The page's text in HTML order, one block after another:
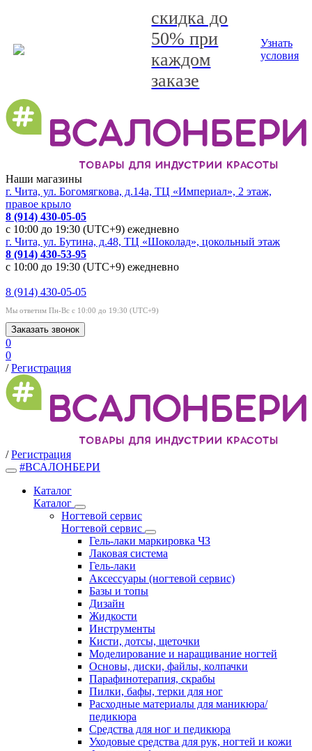
скидка до
50% при
каждом
заказе
Узнать
условия
Наши магазины
г. Чита, ул. Богомягкова, д.14а, ТЦ «Империал», 2 этаж,
правое крыло
8 (914) 430-05-05
с 10:00 до 19:30 (UTC+9) ежедневно
г. Чита, ул. Бутина, д.48, ТЦ «Шоколад», цокольный этаж
8 (914) 430-53-95
с 10:00 до 19:30 (UTC+9) ежедневно
8 (914) 430-05-05
Мы ответим Пн-Вс с 10:00 до 19:30 (UTC+9)
Заказать звонок
0
0
/ Регистрация
/ Регистрация
#ВСАЛОНБЕРИ
Каталог
Каталог
Ногтевой сервис
Ногтевой сервис
Гель-лаки маркировка ЧЗ
Лаковая система
Гель-лаки
Аксессуары (ногтевой сервис)
Базы и топы
Дизайн
Жидкости
Инструменты
Кисти, дотсы, щеточки
Моделирование и наращивание ногтей
Основы, диски, файлы, колпачки
Парафинотерапия, скрабы
Пилки, бафы, терки для ног
Расходные материалы для маникюра/
педикюра
Средства для ног и педикюра
Уходовые средства для рук, ногтей и кожи